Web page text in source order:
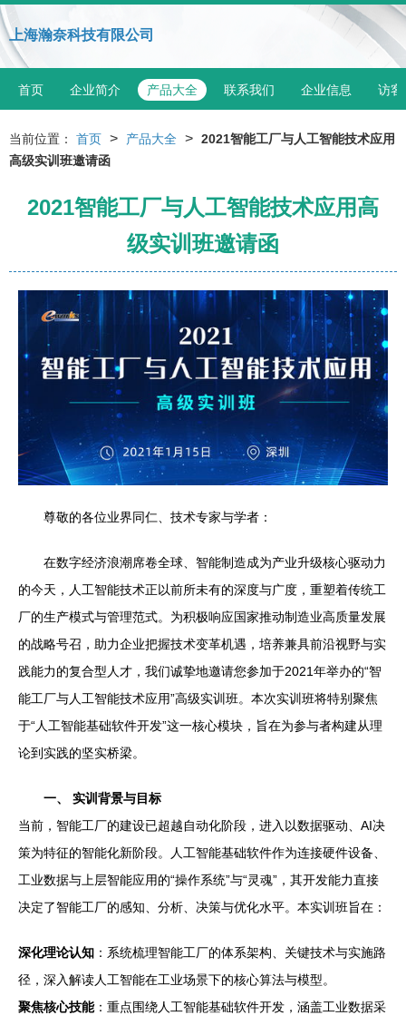
上海瀚奈科技有限公司
首页 企业简介 产品大全 联系我们 企业信息 访客
当前位置： 首页 > 产品大全 > 2021智能工厂与人工智能技术应用
高级实训班邀请函
2021智能工厂与人工智能技术应用高
级实训班邀请函
尊敬的各位业界同仁、技术专家与学者：
在数字经济浪潮席卷全球、智能制造成为产业升级核心驱动力
的今天，人工智能技术正以前所未有的深度与广度，重塑着传统工
厂的生产模式与管理范式。为积极响应国家推动制造业高质量发展
的战略号召，助力企业把握技术变革机遇，培养兼具前沿视野与实
践能力的复合型人才，我们诚挚地邀请您参加于2021年举办的“智
能工厂与人工智能技术应用”高级实训班。本次实训班将特别聚焦
于“人工智能基础软件开发”这一核心模块，旨在为参与者构建从理
论到实践的坚实桥梁。
一、 实训背景与目标
当前，智能工厂的建设已超越自动化阶段，进入以数据驱动、AI决
策为特征的智能化新阶段。人工智能基础软件作为连接硬件设备、
工业数据与上层智能应用的“操作系统”与“灵魂”，其开发能力直接
决定了智能工厂的感知、分析、决策与优化水平。本实训班旨在：
深化理论认知 ：系统梳理智能工厂的体系架构、关键技术与实施路
径，深入解读人工智能在工业场景下的核心算法与模型。
聚焦核心技能：重点围绕人工智能基础软件开发，涵盖工业数据采